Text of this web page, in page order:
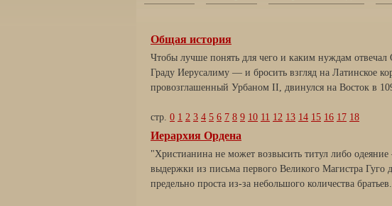
Общая история
Чтобы лучше понять для чего и каким нуждам отвечал
Граду Иерусалиму — и бросить взгляд на Латинское
провозглашенный Урбаном II, двинулся на Восток в
стр. 0 1 2 3 4 5 6 7 8 9 10 11 12 13 14 15 16 17 18
Иерархия Ордена
"Христианина не может возвысить титул либо
выдержки из письма первого Великого Магистра Гуго
предельно проста из-за небольшого количества братьев.